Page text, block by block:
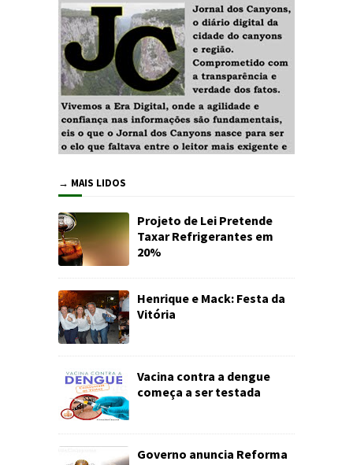
→ MAIS LIDOS
Projeto de Lei Pretende
Taxar Refrigerantes em
20%
Henrique e Mack: Festa da
Vitória
Vacina contra a dengue
começa a ser testada
Governo anuncia Reforma